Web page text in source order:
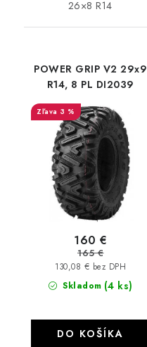
26×8 R14
POWER GRIP V2 29x9
R14, 8 PL DI2039
3 %
Skladom (4 ks)
130,08 € bez DPH
160 €
165 €
DO KOŠÍKA